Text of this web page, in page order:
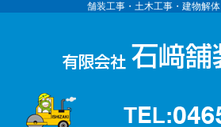
舗装工事・土木工事・建物解